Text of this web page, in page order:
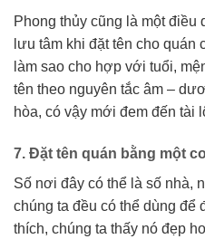
Phong thủy cũng là một điều
lưu tâm khi đặt tên cho
làm sao cho hợp với tuổi,
tên theo nguyên tắc âm –
hòa, có vậy mới đem đến tài
7. Đặt tên quán bằng một
Số nơi đây có thể là số nhà,
chúng ta đều có thể dùng để
thích, chúng ta thấy nó đẹp